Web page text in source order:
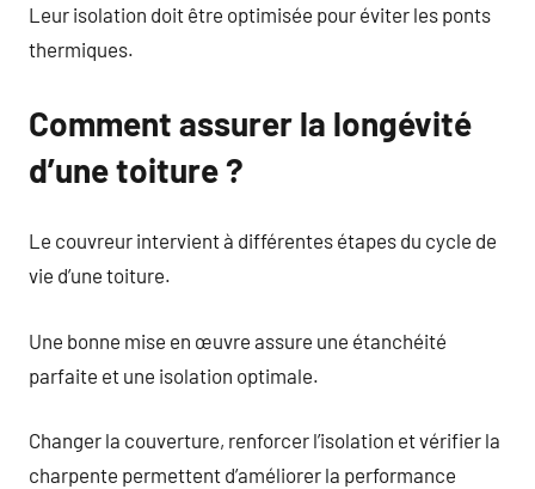
Leur isolation doit être optimisée pour éviter les ponts
thermiques.
Comment assurer la longévité
d’une toiture ?
Le couvreur intervient à différentes étapes du cycle de
vie d’une toiture.
Une bonne mise en œuvre assure une étanchéité
parfaite et une isolation optimale.
Changer la couverture, renforcer l’isolation et vérifier la
charpente permettent d’améliorer la performance